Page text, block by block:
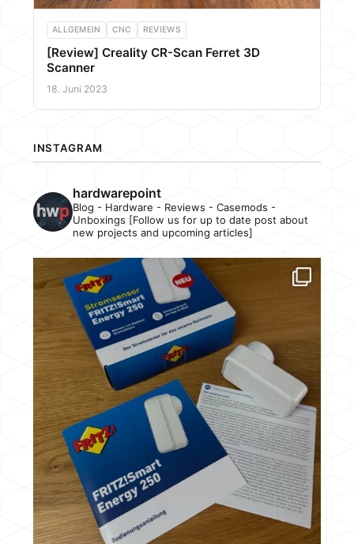
ALLGEMEIN CNC REVIEWS
[Review] Creality CR-Scan Ferret 3D
Scanner
18. Juni 2023
INSTAGRAM
hardwarepoint
Blog - Hardware - Reviews - Casemods -
Unboxings [Follow us for up to date post about
new projects and upcoming articles]